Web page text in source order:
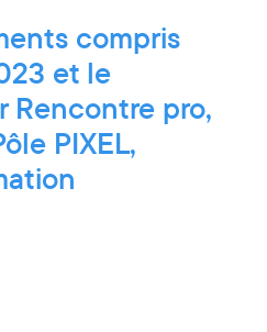
compris
et le
Rencontre pro,
PIXEL,